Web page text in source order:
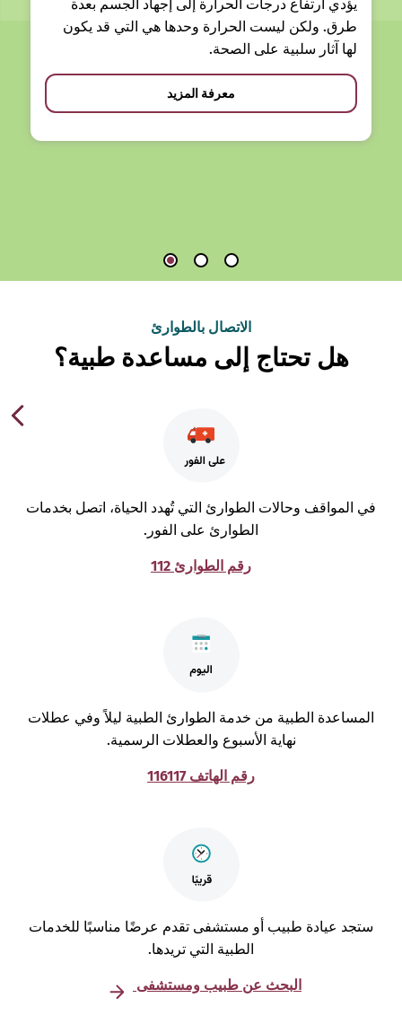
يؤدي ارتفاع درجات الحرارة إلى إجهاد الجسم بعدة
طرق. ولكن ليست الحرارة وحدها هي التي قد يكون
لها آثار سلبية على الصحة.
معرفة المزيد
الاتصال بالطوارئ
هل تحتاج إلى مساعدة طبية؟
المواقف وحالات الطوارئ التي تُهدد الحياة، اتصل بخدمات
الطوارئ على الفور.
رقم الطوارئ 112
الطبية من خدمة الطوارئ الطبية ليلاً وفي عطلات
نهاية الأسبوع والعطلات الرسمية.
رقم الهاتف 116117
عيادة طبيب أو مستشفى تقدم عرضًا مناسبًا للخدمات
الطبية التي تريدها.
البحث عن طبيب ومستشفى